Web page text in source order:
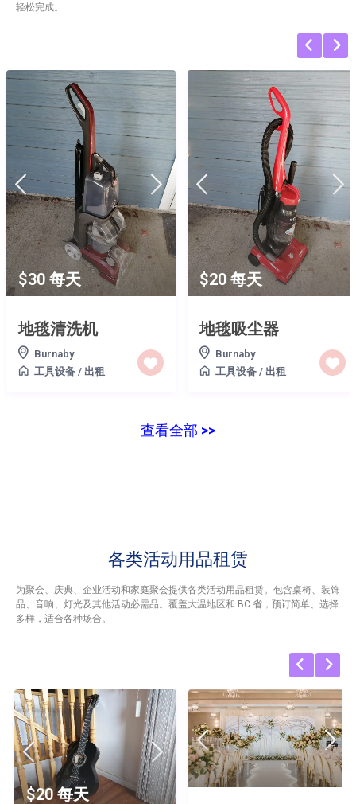
轻松完成。
$30 每天
地毯清洗机
Burnaby
工具设备 / 出租
$20 每天
地毯吸尘器
Burnaby
工具设备 /出租
查看全部 >>
各类活动用品租赁
为聚会、庆典、企业活动和家庭聚会提供各类活动用品租赁。包含桌椅、装饰
品、音响、灯光及其他活动必需品。覆盖大温地区和 BC 省，预订简单、选择
多样，适合各种场合。
$20 每天